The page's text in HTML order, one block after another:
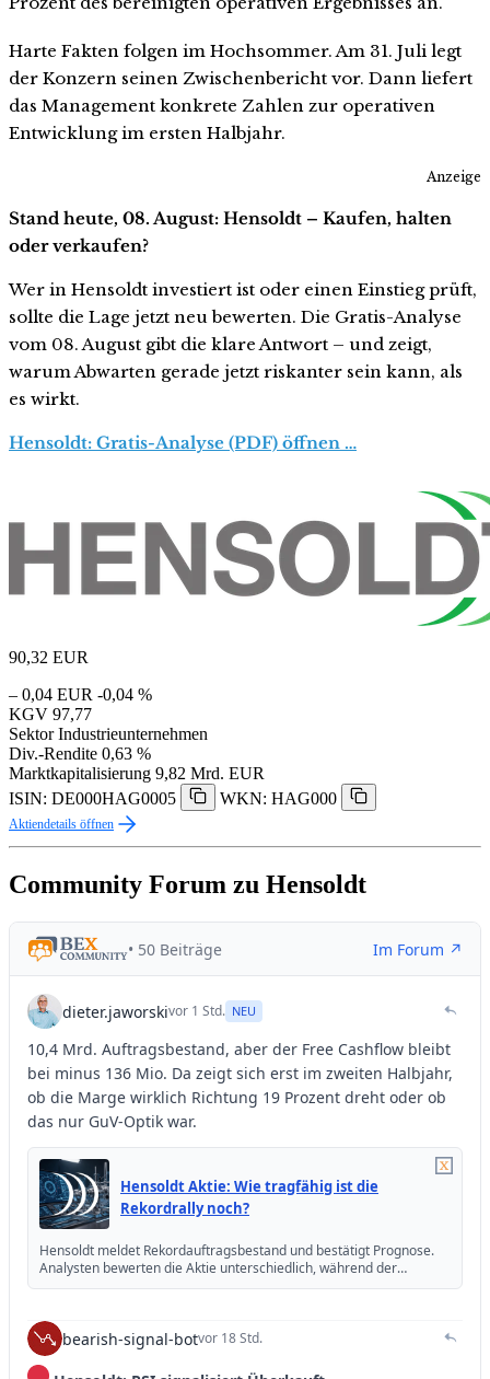
Harte Fakten folgen im Hochsommer. Am 31. Juli legt
der Konzern seinen Zwischenbericht vor. Dann liefert
das Management konkrete Zahlen zur operativen
Entwicklung im ersten Halbjahr.
Anzeige
Stand heute, 08. August: Hensoldt – Kaufen, halten
oder verkaufen?
Wer in Hensoldt investiert ist oder einen Einstieg prüft,
sollte die Lage jetzt neu bewerten. Die Gratis-Analyse
vom 08. August gibt die klare Antwort – und zeigt,
warum Abwarten gerade jetzt riskanter sein kann, als
es wirkt.
Hensoldt: Gratis-Analyse (PDF) öffnen …
90,32 EUR
– 0,04 EUR -0,04 %
KGV 97,77
Sektor Industrieunternehmen
Div.-Rendite 0,63 %
Marktkapitalisierung 9,82 Mrd. EUR
ISIN: DE000HAG0005
WKN: HAG000
Aktiendetails öffnen
Community Forum zu Hensoldt